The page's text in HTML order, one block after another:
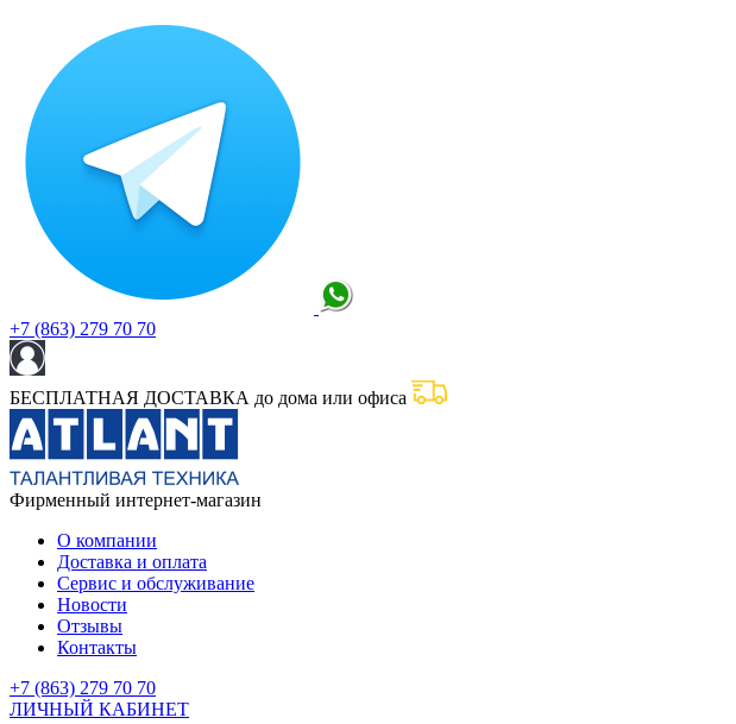
+7 (863) 279 70 70
БЕСПЛАТНАЯ ДОСТАВКА до дома или офиса
Фирменный интернет-магазин
О компании
Доставка и оплата
Сервис и обслуживание
Новости
Отзывы
Контакты
+7 (863) 279 70 70
ЛИЧНЫЙ КАБИНЕТ